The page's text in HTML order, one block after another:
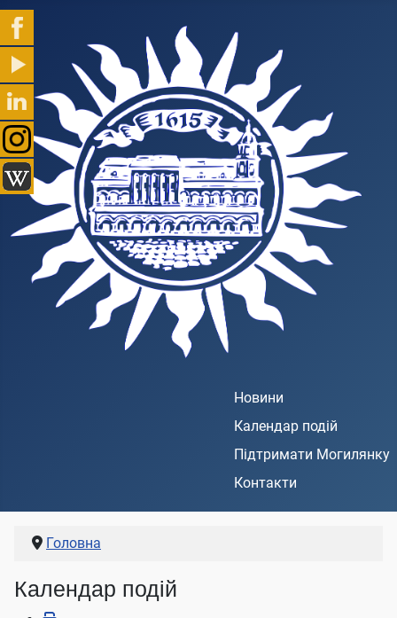
Новини
Календар подій
Підтримати Могилянку
Контакти
Головна
Календар подій